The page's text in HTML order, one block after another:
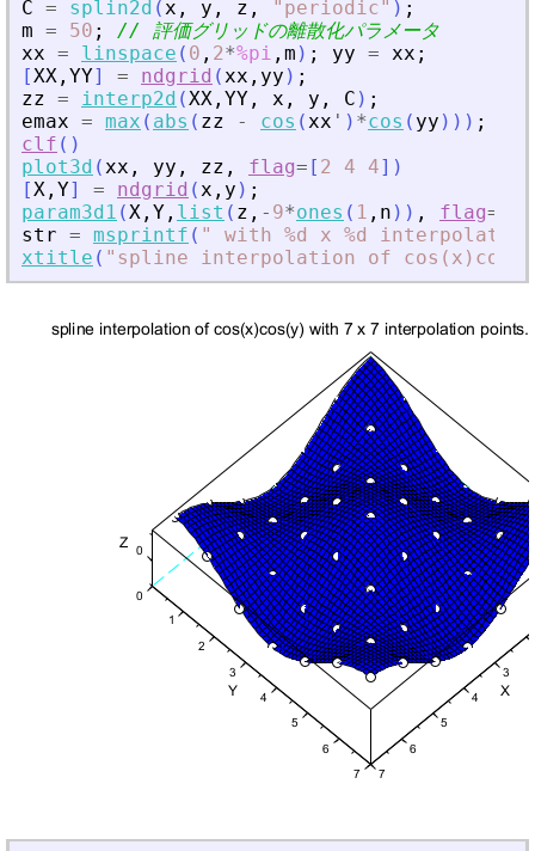
C = splin2d (x , y , z , " periodic" ) ;
m = 50 ;
// 評価グリッドの離散化パラメータ
xx = linspace ( 0 , 2*%pi , m ) ; yy = xx ;
[XX , YY] = ndgrid (xx , yy ) ;
zz = interp2d (XX , YY , x , y , C ) ;
emax = max ( abs ( zz - cos (xx ' ) *cos ( yy ) ) ) ;
clf ( )
plot3d (xx , yy , zz , flag= [ 2 4 4] )
[X , Y] = ndgrid (x , y ) ;
param3d1 (X , Y , list ( z , - 9*ones ( 1 , n ) ) , flag=
str = msprintf ( "
with %d x %d
xtitle ( " spline interpolation of